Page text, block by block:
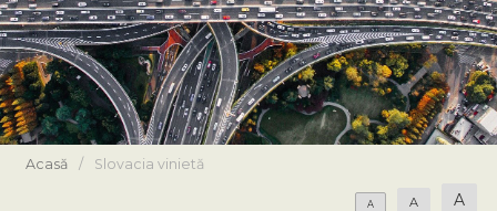
Acasă / Slovacia vinietă
A A A